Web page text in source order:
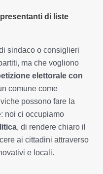
di liste
sindaco o consiglieri
ma che vogliono
elettorale con
comune come
possono fare la
noi ci occupiamo
, di rendere chiaro il
ai cittadini attraverso
e locali.